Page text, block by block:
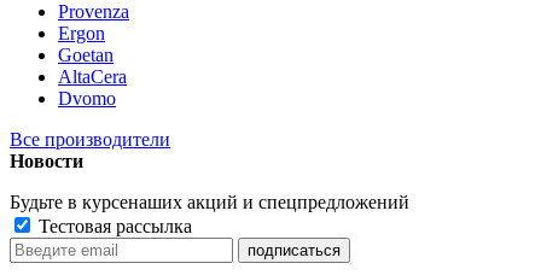
Provenza
Ergon
Goetan
AltaСera
Dvomo
Все производители
Новости
Будьте в курсенаших акций и спецпредложений
Тестовая рассылка